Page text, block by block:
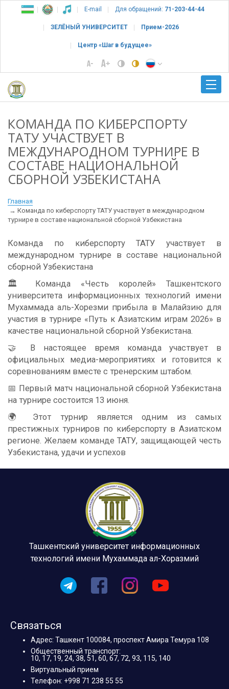
E-mail Для обращений: 71-203-44-44
ЗЕЛЁНЫЙ УНИВЕРСИТЕТ Прием-2026
Центр «Шаг в будущее»
КОМАНДА ПО КИБЕРСПОРТУ
ТАТУ УЧАСТВУЕТ В
МЕЖДУНАРОДНОМ ТУРНИРЕ В
СОСТАВЕ НАЦИОНАЛЬНОЙ
СБОРНОЙ УЗБЕКИСТАНА
Главная
Команда по киберспорту ТАТУ участвует в международном
турнире в составе национальной сборной Узбекистана
Команда по киберспорту ТАТУ участвует в
международном турнире в составе национальной
сборной Узбекистана
🏛 Команда «Честь королей» Ташкентского
университета информационных технологий имени
Мухаммада аль-Хорезми прибыла в Малайзию для
участия в турнире «Путь к Азиатским играм 2026» в
качестве национальной сборной Узбекистана.
🤝 В настоящее время команда участвует в
официальных медиа-мероприятиях и готовится к
соревнованиям вместе с тренерским штабом.
📅 Первый матч национальной сборной Узбекистана
на турнире состоится 13 июня.
🌍 Этот турнир является одним из самых
престижных турниров по киберспорту в Азиатском
регионе. Желаем команде ТАТУ, защищающей честь
Узбекистана, удачи и успехов
Ташкентский университет информационных
технологий имени Мухаммада ал-Хоразмий
Связаться
Адрес: Ташкент 100084, проспект Амира Темура 108
Общественный транспорт:
10, 17, 19, 24, 38, 51, 60, 67, 72, 93, 115, 140
Виртуальный прием
Телефон: +998 71 238 55 55